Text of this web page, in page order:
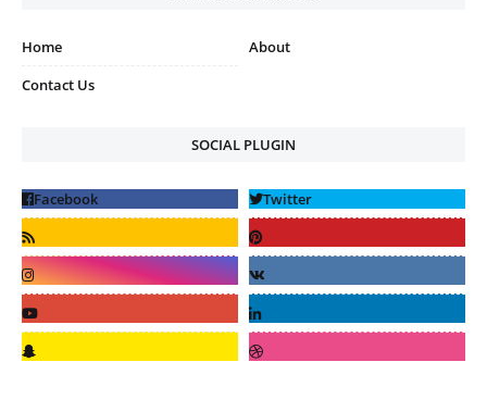
Home
About
Contact Us
SOCIAL PLUGIN